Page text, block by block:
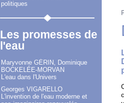
politiques
Les promesses de
l'eau
Maryvonne GÉRIN, Dominique
BOCKELÉE-MORVAN
L'eau dans l'Univers
Georges VIGARELLO
L'invention de l'eau moderne et